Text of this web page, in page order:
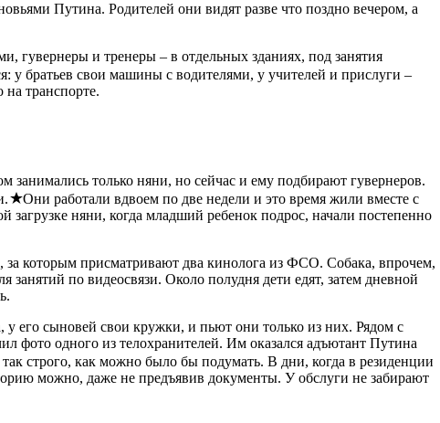
Путина. Родителей они видят разве что поздно вечером, а
гувернеры и тренеры – в отдельных зданиях, под занятия
у братьев свои машины с водителями, у учителей и прислуги –
на транспорте.
занимались только няни, но сейчас и ему подбирают гувернеров.
Они работали вдвоем по две недели и это время жили вместе с
няни, когда младший ребенок подрос, начали постепенно
которым присматривают два кинолога из ФСО. Собака, впрочем,
по видеосвязи. Около полудня дети едят, затем дневной
его сыновей свои кружки, и пьют они только из них. Рядом с
фото одного из телохранителей. Им оказался адъютант Путина
строго, как можно было бы подумать. В дни, когда в резиденции
можно, даже не предъявив документы. У обслуги не забирают